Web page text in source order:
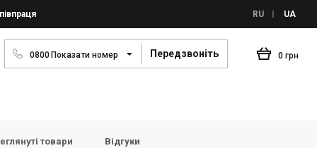
RU UA
0800Показати номер Передзвоніть 0 грн
товари Відгуки